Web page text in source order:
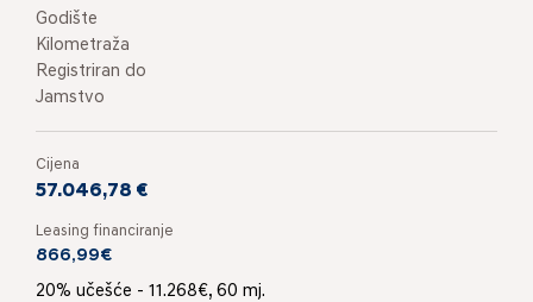
Godište
Kilometraža
Registriran do
Jamstvo
Cijena
57.046,78 €
Leasing financiranje
866,99€
20% učešće - 11.268€, 60 mj.